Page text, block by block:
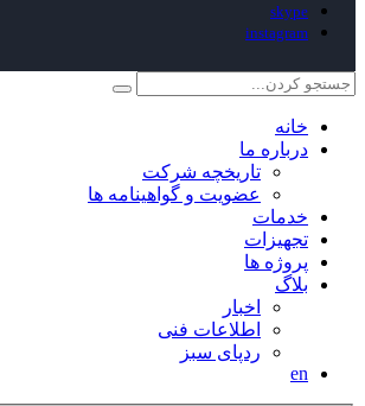
skype
instagram
خانه
درباره ما
تاریخچه شرکت
عضویت و گواهینامه ها
خدمات
تجهیزات
پروژه ها
بلاگ
اخبار
اطلاعات فنی
ردپای سبز
en